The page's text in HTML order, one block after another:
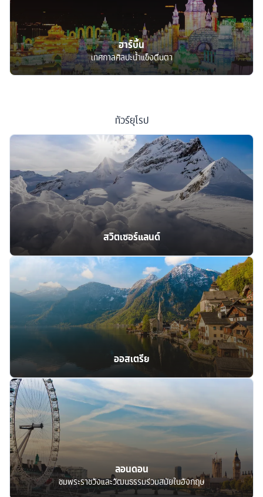
ฮาร์บิ้น
เทศกาลศิลปะน้ำแข็งตื่นตา
ทัวร์ยุโรป
สวิตเซอร์แลนด์
ออสเตรีย
ลอนดอน
ชมพระราชวังและวัฒนธรรมร่วมสมัยในอังกฤษ